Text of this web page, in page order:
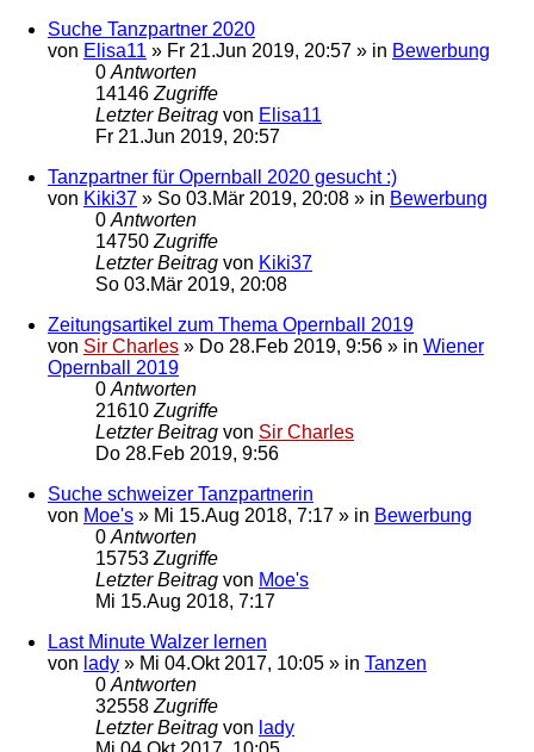
Suche Tanzpartner 2020
von Elisa11 » Fr 21.Jun 2019, 20:57 » in Bewerbung
0 Antworten
14146 Zugriffe
Letzter Beitrag von Elisa11
Fr 21.Jun 2019, 20:57
Tanzpartner für Opernball 2020 gesucht :)
von Kiki37 » So 03.Mär 2019, 20:08 » in Bewerbung
0 Antworten
14750 Zugriffe
Letzter Beitrag von Kiki37
So 03.Mär 2019, 20:08
Zeitungsartikel zum Thema Opernball 2019
von Sir Charles » Do 28.Feb 2019, 9:56 » in Wiener
Opernball 2019
0 Antworten
21610 Zugriffe
Letzter Beitrag von Sir Charles
Do 28.Feb 2019, 9:56
Suche schweizer Tanzpartnerin
von Moe's » Mi 15.Aug 2018, 7:17 » in Bewerbung
0 Antworten
15753 Zugriffe
Letzter Beitrag von Moe's
Mi 15.Aug 2018, 7:17
Last Minute Walzer lernen
von lady » Mi 04.Okt 2017, 10:05 » in Tanzen
0 Antworten
32558 Zugriffe
Letzter Beitrag von lady